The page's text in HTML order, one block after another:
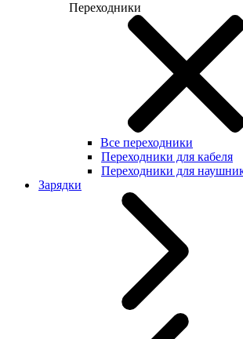
Переходники
Все переходники
Переходники для кабеля
Переходники для
Зарядки